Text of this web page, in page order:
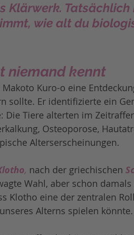
Klärwerk. Tatsächlich
wie alt du
niemand kennt
Kuro-o eine
sollte. Er identifizierte ein
Die Tiere alterten im
Osteoporose,
Alterserscheinungen.
, nach der griechischen
Wahl, aber schon
Klotho eine der zentralen
Alterns spielen könnte.